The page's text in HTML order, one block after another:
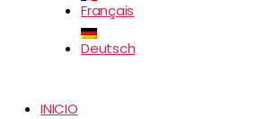
Français
Deutsch
INICIO